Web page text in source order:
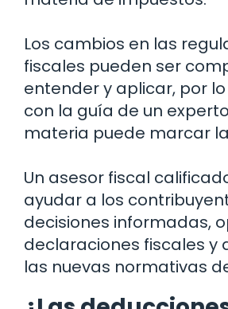
Los cambios en las
fiscales pueden ser
entender y aplicar, por
con la guía de un
materia puede marcar
Un asesor fiscal
ayudar a los
decisiones informadas,
declaraciones fiscales y
las nuevas normativas